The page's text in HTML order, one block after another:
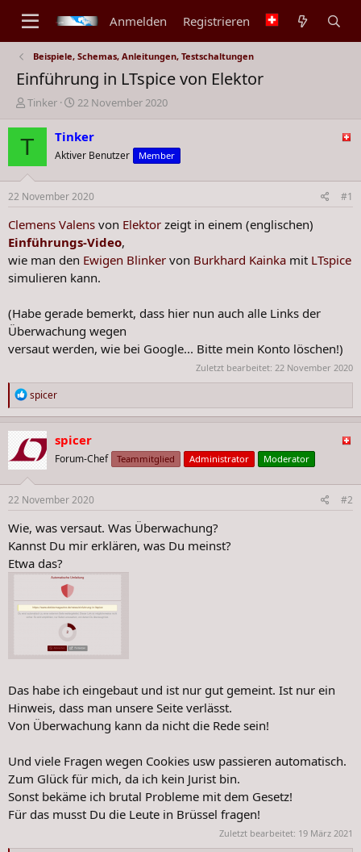
Anmelden Registrieren
Beispiele, Schemas, Anleitungen, Testschaltungen
Einführung in LTspice von Elektor
E
s
e
l
l
e
r
Tinker
E
s
e
l
l
t
a
m
22 November 2020
T Tinker
Aktiver Benutzer Member
22 November 2020 #1
Clemens Valens von Elektor zeigt in einem (englischen)
Einführungs-Video,
wie man den Ewigen Blinker von Burkhard Kainka mit LTspice
simulieren kann.
(Habe gerade bemerkt, dass hier nun auch alle Links der
Überwachung wegen
versaut werden, wie bei Google... Bitte mein Konto löschen!)
Zuletzt bearbeitet: 22 November 2020
R
e
k
i
o
n
e
spicer
spicer
Forum-Chef Teammitglied Administrator Moderator
22 November 2020 #2
Wie, was versaut. Was Überwachung?
Kannst Du mir erklären, was Du meinst?
Etwa das?
Das habe ich eingebaut und ist nur gut gemeint. Ist nur ein
Hinweis, dass man unsere Seite verlässt.
Von Überwachung kann da nicht die Rede sein!
Und viele Fragen wegen Cookies usw passieren automatisch.
Zum Glück für mich, da ich kein Jurist bin.
Sonst bekäme ich brutal Probleme mit dem Gesetz!
Für das musst Du die Leute in Brüssel fragen!
Zuletzt bearbeitet: 19 März 2021